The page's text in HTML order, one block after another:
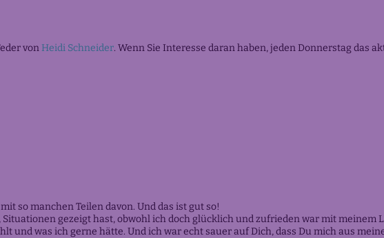
von Heidi Schneider. Wenn Sie Interesse daran haben, jeden Donnerstag das
so manchen Teilen davon. Und das ist gut so!
gezeigt hast, obwohl ich doch glücklich und zufrieden war mit
und was ich gerne hätte. Und ich war echt sauer auf Dich, dass Du mich aus